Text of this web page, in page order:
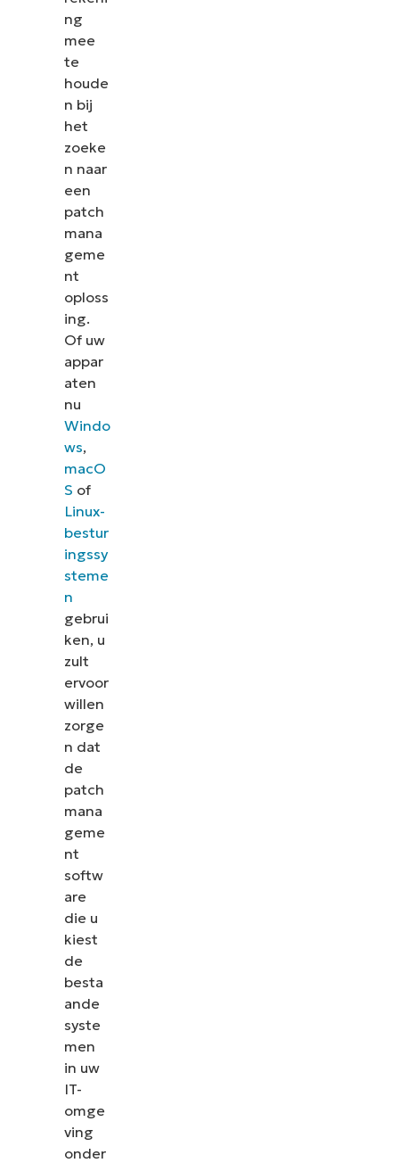
ng
mee
te
houde
n bij
het
zoeke
n naar
een
patch
mana
geme
nt
oploss
ing.
Of uw
appar
aten
nu
Windo
ws,
macO
S of
Linux-
bestur
ingssy
steme
n
gebrui
ken, u
zult
ervoor
willen
zorge
n dat
de
patch
mana
geme
nt
softw
are
die u
kiest
de
besta
ande
syste
men
in uw
IT-
omge
ving
onder